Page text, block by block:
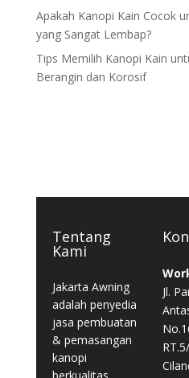
Apakah Kanopi Kain Cocok
yang Sangat Lembap?
Tips Memilih Kanopi Kain
Berangin dan Korosif
Tentang
Kami
Jakarta Awning
adalah penyedia
jasa pembuatan
& pemasangan
kanopi
Jl.